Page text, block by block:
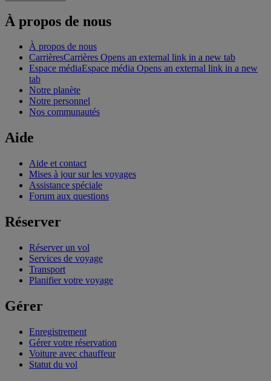
À propos de nous
À propos de nous
CarrièresCarrières Opens an external link in a new tab
Espace médiaEspace média Opens an external link in a new
tab
Notre planète
Notre personnel
Nos communautés
Aide
Aide et contact
Mises à jour sur les voyages
Assistance spéciale
Forum aux questions
Réserver
Réserver un vol
Services de voyage
Transport
Planifier votre voyage
Gérer
Enregistrement
Gérer votre réservation
Voiture avec chauffeur
Statut du vol